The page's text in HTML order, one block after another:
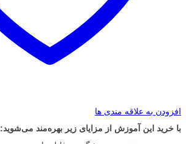
افزودن به علاقه مندی ها
با خرید این آموزش از مزایای زیر بهره‌مند می‌شوید: